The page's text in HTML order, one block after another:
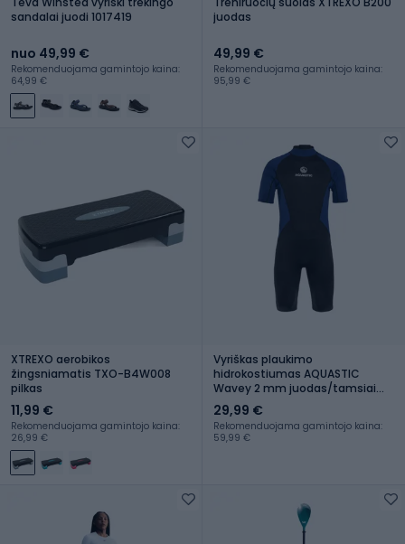
sandalai juodi 1017419
nuo 49,99 €
Rekomenduojama gamintojo kaina:
64,99 €
juodas
49,99 €
Rekomenduojama gamintojo kaina:
95,99 €
XTREXO aerobikos
žingsniamatis TXO-B4W008
pilkas
11,99 €
Rekomenduojama gamintojo kaina:
26,99 €
Vyriškas plaukimo
hidrokostiumas AQUASTIC
Wavey 2 mm juodas/tamsiai
mėlynas
29,99 €
Rekomenduojama gamintojo kaina:
59,99 €